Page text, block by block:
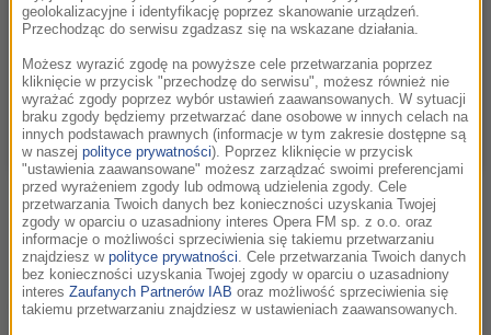
Steven Spielberg /TOLGA AKMEN /PAP/EPA
Spielberg marzył o Bondzie od 1962 roku, gdy zobaczył film
„Doktor No”. Po gigantycznym sukcesie „Szczęk” (1975)
zaoferował Broccoliemu swoje usługi, ale ten wyraźnie
odmówił Spielbergowi. „Zadzwoniłem do »Cubby'ego« i
geolokalizacyjne i identyfikację poprzez skanowanie urządzeń.
Przechodząc do serwisu zgadzasz się na wskazane działania.
Możesz wyrazić zgodę na powyższe cele przetwarzania poprzez
kliknięcie w przycisk "przechodzę do serwisu", możesz również nie
wyrażać zgody poprzez wybór ustawień zaawansowanych. W sytuacji
braku zgody będziemy przetwarzać dane osobowe w innych celach na
innych podstawach prawnych (informacje w tym zakresie dostępne są
w naszej polityce prywatności). Poprzez kliknięcie w przycisk
"ustawienia zaawansowane" możesz zarządzać swoimi preferencjami
przed wyrażeniem zgody lub odmową udzielenia zgody. Cele
przetwarzania Twoich danych bez konieczności uzyskania Twojej
zgody w oparciu o uzasadniony interes Opera FM sp. z o.o. oraz
informacje o możliwości sprzeciwienia się takiemu przetwarzaniu
znajdziesz w polityce prywatności. Cele przetwarzania Twoich danych
bez konieczności uzyskania Twojej zgody w oparciu o uzasadniony
interes Zaufanych Partnerów IAB oraz możliwość sprzeciwienia się
takiemu przetwarzaniu znajdziesz w ustawieniach zaawansowanych.